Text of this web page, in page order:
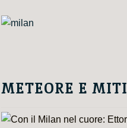
METEORE E MITI